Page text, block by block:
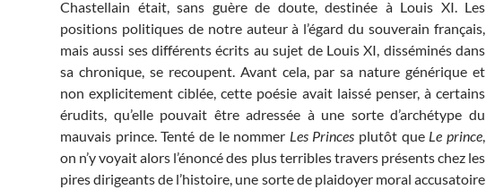
Chastellain était, sans guère de doute, destinée à Louis XI. Les
positions politiques de notre auteur à l’égard du souverain français,
mais aussi ses différents écrits au sujet de Louis XI, disséminés dans
sa chronique, se recoupent. Avant cela, par sa nature générique et
non explicitement ciblée, cette poésie avait laissé penser, à certains
érudits, qu’elle pouvait être adressée à une sorte d’archétype du
mauvais prince. Tenté de le nommer Les Princes plutôt que Le prince,
on n’y voyait alors l’énoncé des plus terribles travers présents chez les
pires dirigeants de l’histoire, une sorte de plaidoyer moral accusatoire